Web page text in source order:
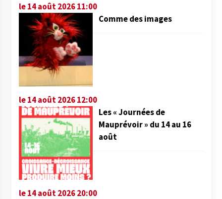
le 14 août 2026 11:00
Comme des images
le 14 août 2026 12:00
Les « Journées de
Mauprévoir » du 14 au 16
août
le 14 août 2026 20:00